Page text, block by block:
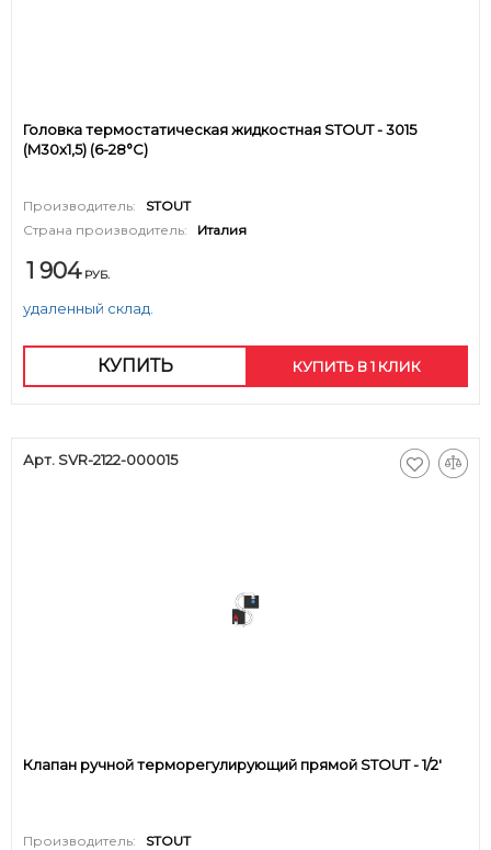
Головка термостатическая жидкостная STOUT - 3015
(M30x1,5) (6-28°C)
Производитель:
STOUT
Страна производитель:
Италия
1 904 РУБ.
удаленный склад.
КУПИТЬ КУПИТЬ В 1 КЛИК
Арт. SVR-2122-000015
Клапан ручной терморегулирующий прямой STOUT - 1/2'
Производитель:
STOUT